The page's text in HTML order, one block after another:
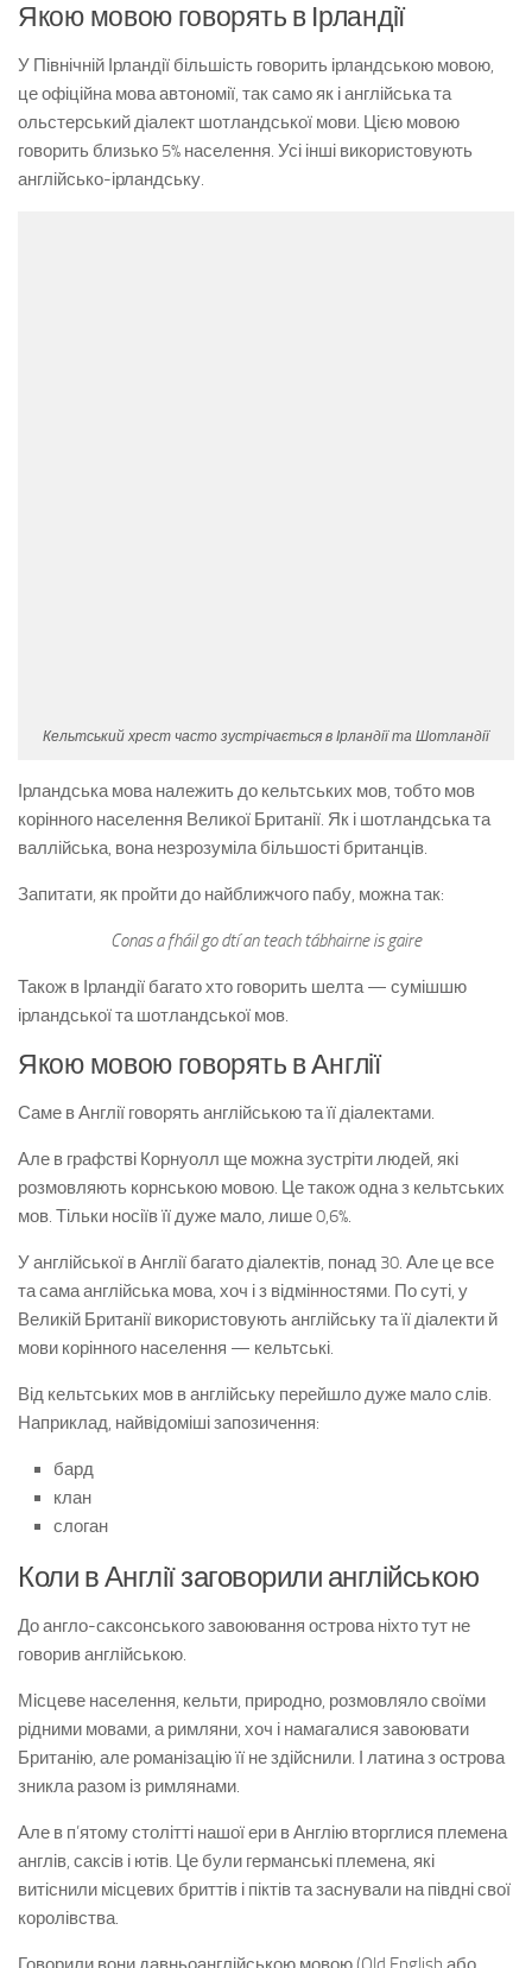
Якою мовою говорять в Ірландії
У Північній Ірландії більшість говорить ірландською мовою,
це офіційна мова автономії, так само як і англійська та
ольстерський діалект шотландської мови. Цією мовою
говорить близько 5% населення. Усі інші використовують
англійсько-ірландську.
Кельтський хрест часто зустрічається в Ірландії та Шотландії
Ірландська мова належить до кельтських мов, тобто мов
корінного населення Великої Британії. Як і шотландська та
валлійська, вона незрозуміла більшості британців.
Запитати, як пройти до найближчого пабу, можна так:
Conas a fháil go dtí an teach tábhairne is gaire
Також в Ірландії багато хто говорить шелта — сумішшю
ірландської та шотландської мов.
Якою мовою говорять в Англії
Саме в Англії говорять англійською та її діалектами.
Але в графстві Корнуолл ще можна зустріти людей, які
розмовляють корнською мовою. Це також одна з кельтських
мов. Тільки носіїв її дуже мало, лише 0,6%.
У англійської в Англії багато діалектів, понад 30. Але це все
та сама англійська мова, хоч і з відмінностями. По суті, у
Великій Британії використовують англійську та її діалекти й
мови корінного населення — кельтські.
Від кельтських мов в англійську перейшло дуже мало слів.
Наприклад, найвідоміші запозичення:
бард
клан
слоган
Коли в Англії заговорили англійською
До англо-саксонського завоювання острова ніхто тут не
говорив англійською.
Місцеве населення, кельти, природно, розмовляло своїми
рідними мовами, а римляни, хоч і намагалися завоювати
Британію, але романізацію її не здійснили. І латина з острова
зникла разом із римлянами.
Але в п’ятому столітті нашої ери в Англію вторглися племена
англів, саксів і ютів. Це були германські племена, які
витіснили місцевих бриттів і піктів та заснували на півдні свої
королівства.